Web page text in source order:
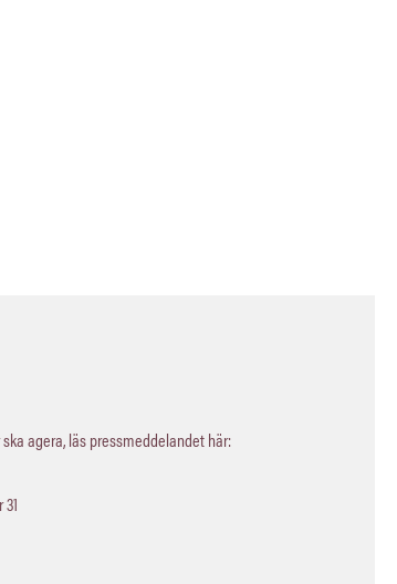
agera, läs pressmeddelandet här: